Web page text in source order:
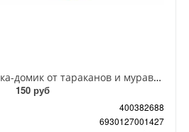
Argus Клеевая ловушка-домик от тараканов и муравьев
150 руб
400382688
6930127001427